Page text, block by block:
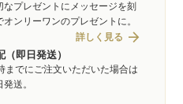
なプレゼントにメッセージを刻
オンリーワンのプレゼントに。
詳しく見る arrow_forward
（即日発送）
までにご注文いただいた場合は
発送。